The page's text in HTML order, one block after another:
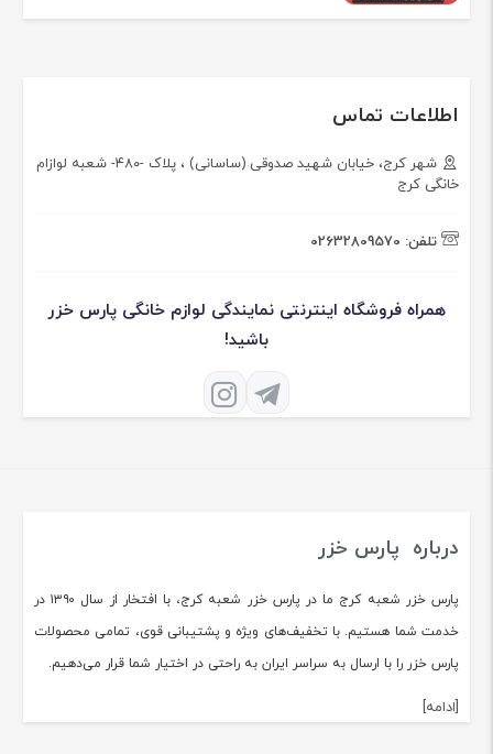
اطلاعات تماس
شهر کرج، خیابان شهید صدوقی (ساسانی) ، پلاک -۴۸۰- شعبه لوازام
خانگی کرج
تلفن: 02632809570
همراه فروشگاه اینترنتی نمایندگی لوازم خانگی پارس خزر
باشید!
درباره پارس خزر
پارس خزر شعبه کرج ما در پارس خزر شعبه کرج، با افتخار از سال ۱۳۹۰ در
خدمت شما هستیم. با تخفیف‌های ویژه و پشتیبانی قوی، تمامی محصولات
پارس خزر را با ارسال به سراسر ایران به راحتی در اختیار شما قرار می‌دهیم.
[ادامه]